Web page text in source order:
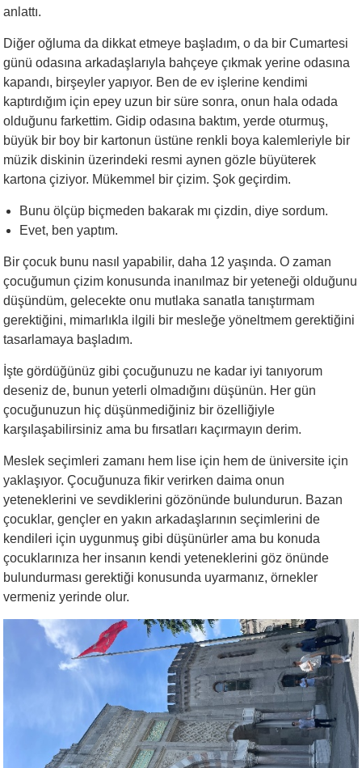
anlattı.
Diğer oğluma da dikkat etmeye başladım, o da bir Cumartesi
günü odasına arkadaşlarıyla bahçeye çıkmak yerine odasına
kapandı, birşeyler yapıyor. Ben de ev işlerine kendimi
kaptırdığım için epey uzun bir süre sonra, onun hala odada
olduğunu farkettim. Gidip odasına baktım, yerde oturmuş,
büyük bir boy bir kartonun üstüne renkli boya kalemleriyle bir
müzik diskinin üzerindeki resmi aynen gözle büyüterek
kartona çiziyor. Mükemmel bir çizim. Şok geçirdim.
Bunu ölçüp biçmeden bakarak mı çizdin, diye sordum.
Evet, ben yaptım.
Bir çocuk bunu nasıl yapabilir, daha 12 yaşında. O zaman
çocuğumun çizim konusunda inanılmaz bir yeteneği olduğunu
düşündüm, gelecekte onu mutlaka sanatla tanıştırmam
gerektiğini, mimarlıkla ilgili bir mesleğe yöneltmem gerektiğini
tasarlamaya başladım.
İşte gördüğünüz gibi çocuğunuzu ne kadar iyi tanıyorum
deseniz de, bunun yeterli olmadığını düşünün. Her gün
çocuğunuzun hiç düşünmediğiniz bir özelliğiyle
karşılaşabilirsiniz ama bu fırsatları kaçırmayın derim.
Meslek seçimleri zamanı hem lise için hem de üniversite için
yaklaşıyor. Çocuğunuza fikir verirken daima onun
yeteneklerini ve sevdiklerini gözönünde bulundurun. Bazan
çocuklar, gençler en yakın arkadaşlarının seçimlerini de
kendileri için uygunmuş gibi düşünürler ama bu konuda
çocuklarınıza her insanın kendi yeteneklerini göz önünde
bulundurması gerektiği konusunda uyarmanız, örnekler
vermeniz yerinde olur.